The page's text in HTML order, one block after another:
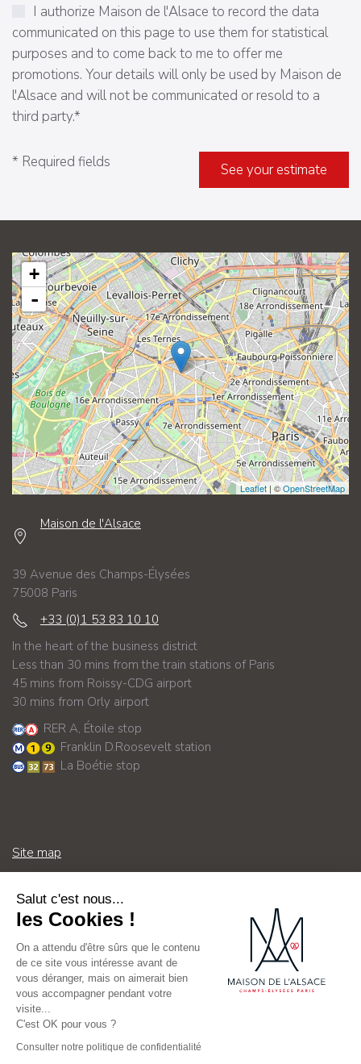
I authorize Maison de l'Alsace to record the data
communicated on this page to use them for statistical
purposes and to come back to me to offer me
promotions. Your details will only be used by Maison de
l'Alsace and will not be communicated or resold to a
third party.*
* Required fields See your estimate
+
-
Leaflet| ©OpenStreetMap
Maison de l'Alsace
39 Avenue des Champs-Élysées
75008 Paris
+33 (0)1 53 83 10 10
In the heart of the business district
Less than 30 mins from the train stations of Paris
45 mins from Roissy-CDG airport
30 mins from Orly airport
RER A, Étoile stop
Franklin D.Roosevelt station
La Boétie stop
Site map
General Terms & Conditions – Internal Regulations
Legal notices
Contact
Salut c'est nous...
les Cookies !
On a attendu d'être sûrs que le contenu
de ce site vous intéresse avant de
vous déranger, mais on aimerait bien
vous accompagner pendant votre
visite...
C'est OK pour vous ?
Consulter notre politique de confidentialité